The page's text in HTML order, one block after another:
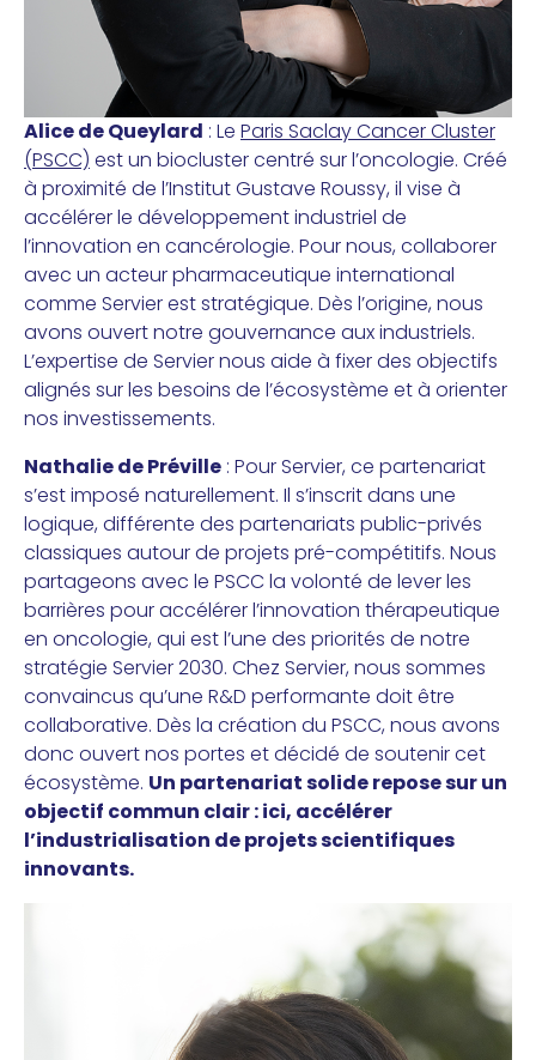
Alice de Queylard : Le Paris Saclay Cancer Cluster
(PSCC) est un biocluster centré sur l’oncologie. Créé
à proximité de l’Institut Gustave Roussy, il vise à
accélérer le développement industriel de
l’innovation en cancérologie. Pour nous, collaborer
avec un acteur pharmaceutique international
comme Servier est stratégique. Dès l’origine, nous
avons ouvert notre gouvernance aux industriels.
L’expertise de Servier nous aide à fixer des objectifs
alignés sur les besoins de l’écosystème et à orienter
nos investissements.
Nathalie de Préville : Pour Servier, ce partenariat
s’est imposé naturellement. Il s’inscrit dans une
logique, différente des partenariats public-privés
classiques autour de projets pré-compétitifs. Nous
partageons avec le PSCC la volonté de lever les
barrières pour accélérer l’innovation thérapeutique
en oncologie, qui est l’une des priorités de notre
stratégie Servier 2030. Chez Servier, nous sommes
convaincus qu’une R&D performante doit être
collaborative. Dès la création du PSCC, nous avons
donc ouvert nos portes et décidé de soutenir cet
écosystème. Un partenariat solide repose sur un
objectif commun clair : ici, accélérer
l’industrialisation de projets scientifiques
innovants.